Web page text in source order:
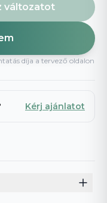
változatot
díja a tervező oldalon
Kérj ajánlatot